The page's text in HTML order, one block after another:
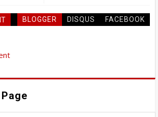
BLOGGER DISQUS FACEBOOK